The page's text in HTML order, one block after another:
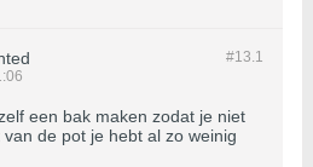
#13.1
een bak maken zodat je niet
de pot je hebt al zo weinig